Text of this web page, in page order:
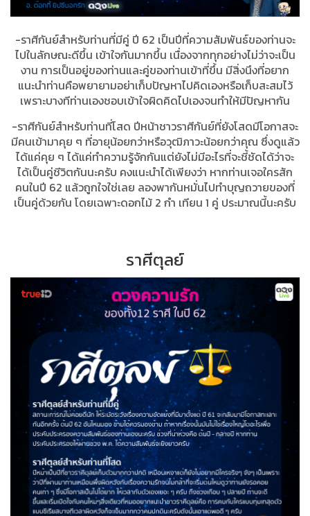
-ราศีกันย์สำหรับท่านที่มีคู่ ปี 62 เป็นปีที่ความสัมพันธ์ของท่านจะ
ไปในลักษณะดีขึ้น เข้าใจกันมากขึ้น เนื่องจากทุกอย่างไม่ว่าจะเป็น
งาน การเป็นอยู่ของท่านและคู่ของท่านเข้าที่ขึ้น มีสิ่งนึงที่อยาก
แนะนำท่านคือพยายามอย่าเก็บปัญหาไปคิดเองหรือเก็บสะสมไว้
เพราะบางทีท่านเองชอบเข้าใจผิดคิดไปเองจนทำให้มีปัญหากัน
-ราศีกันย์สำหรับท่านที่โสด ปีหน้าชาวราศีกันย์ที่ยังโสดมีโอกาสจะ
มีคนเข้ามาคุย ๆ ที่อายุน้อยกว่าหรือวุฒิภาวะน้อยกว่าคุณ ซึ่งดูแล้ว
ได้แค่คุย ๆ ได้แค่ทำความรู้จักกันแต่ยังไม่มีอะไรที่จะชี้ชัดได้ว่าจะ
ได้เป็นคู่ชีวิตกันนะครับ คงแนะนำได้เพียงว่า หากท่านเจอใครสัก
คนในปี 62 แล้วถูกใจใช่เลย ลองพากันหมั่นไปทำบุญถวายของที่
เป็นคู่ด้วยกัน โดยเฉพาะดอกไม้ 2 กำ เทียน 1 คู่ ประมาณนี้นะครับ
ราศีตุลย์